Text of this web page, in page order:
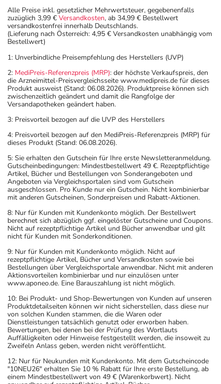
Alle Preise inkl. gesetzlicher Mehrwertsteuer, gegebenenfalls
zuzüglich 3,99 € Versandkosten, ab 34,99 € Bestellwert
versandkostenfrei innerhalb Deutschlands.
(Lieferung nach Österreich: 4,95 € Versandkosten unabhängig vom
Bestellwert)
1: Unverbindliche Preisempfehlung des Herstellers (UVP)
2: MediPreis-Referenzpreis (MRP): der höchste Verkaufspreis, den
die Arzneimittel-Preisvergleichsseite www.medipreis.de für dieses
Produkt ausweist (Stand: 06.08.2026). Produktpreise können sich
zwischenzeitlich geändert und damit die Rangfolge der
Versandapotheken geändert haben.
3: Preisvorteil bezogen auf die UVP des Herstellers
4: Preisvorteil bezogen auf den MediPreis-Referenzpreis (MRP) für
dieses Produkt (Stand: 06.08.2026).
5: Sie erhalten den Gutschein für Ihre erste Newsletteranmeldung.
Gutscheinbedingungen: Mindestbestellwert 49 €. Rezeptpflichtige
Artikel, Bücher und Bestellungen von Sonderangeboten und
Angeboten via Vergleichsportalen sind vom Gutschein
ausgeschlossen. Pro Kunde nur ein Gutschein. Nicht kombinierbar
mit anderen Gutscheinen, Sonderpreisen und Rabatt-Aktionen.
8: Nur für Kunden mit Kundenkonto möglich. Der Bestellwert
berechnet sich abzüglich ggf. eingelöster Gutscheine und Coupons.
Nicht auf rezeptpflichtige Artikel und Bücher anwendbar und gilt
nicht für Kunden mit Sonderkonditionen.
9: Nur für Kunden mit Kundenkonto möglich. Nicht auf
rezeptpflichtige Artikel, Bücher und Versandkosten sowie bei
Bestellungen über Vergleichsportale anwendbar. Nicht mit anderen
Aktionsvorteilen kombinierbar und nur einzulösen unter
www.aponeo.de. Eine Barauszahlung ist nicht möglich.
10: Bei Produkt- und Shop-Bewertungen von Kunden auf unseren
Produktdetailseiten können wir nicht sicherstellen, dass diese nur
von solchen Kunden stammen, die die Waren oder
Dienstleistungen tatsächlich genutzt oder erworben haben.
Bewertungen, bei denen bei der Prüfung des Wortlauts
Auffälligkeiten oder Hinweise festgestellt werden, die insoweit zu
Zweifeln Anlass geben, werden nicht veröffentlicht.
12: Nur für Neukunden mit Kundenkonto. Mit dem Gutscheincode
"10NEU26" erhalten Sie 10 % Rabatt für Ihre erste Bestellung, ab
einem Mindestbestellwert von 49 € (Warenkorbwert). Nicht